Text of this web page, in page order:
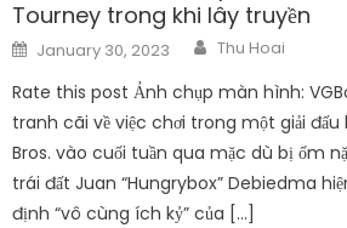
Tourney trong khi lây truyền
Posted
on
January 30, 2023 Author
Thu Hoai
Rate this post Ảnh chụp màn hình:
tranh cãi về việc chơi trong một giải đấu
Bros. vào cuối tuần qua mặc dù bị ốm
trái đất Juan “Hungrybox” Debiedma
định “vô cùng ích kỷ” của […]